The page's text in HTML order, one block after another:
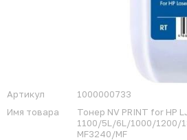
Артикул
1000000733
Имя товара
Тонер NV PRINT for HP
1100/5L/6L/1000/1200/
MF3240/MF